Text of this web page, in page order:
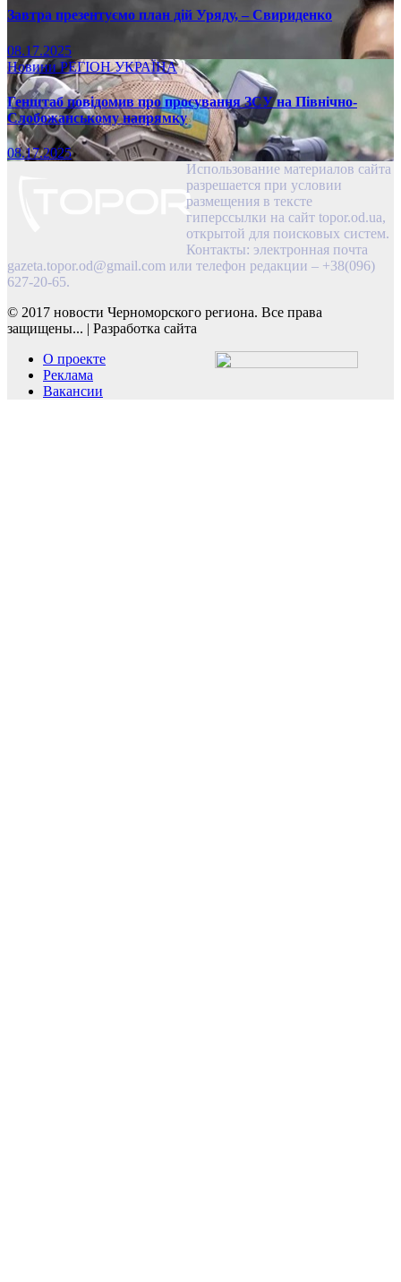
Завтра презентуємо план дій Уряду, – Свириденко
08.17.2025
НовиниРЕГІОНУКРАЇНА
Генштаб повідомив про просування ЗСУ на Північно-
Слобожанському напрямку
08.17.2025
Использование материалов сайта
разрешается при условии
размещения в тексте
гиперссылки на сайт topor.od.ua,
открытой для поисковых систем.
Контакты: электронная почта
gazeta.topor.od@gmail.com или телефон редакции – +38(096)
627-20-65.
© 2017 новости Черноморского региона. Все права
защищены... | Разработка сайта
О проекте
Реклама
Вакансии